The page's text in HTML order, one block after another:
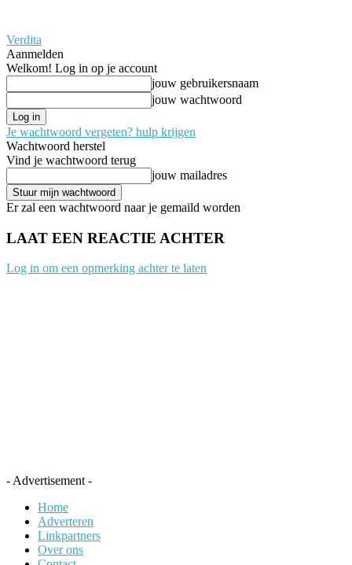
Verdita
Aanmelden
Welkom! Log in op je account
jouw gebruikersnaam
jouw wachtwoord
Je wachtwoord vergeten? hulp krijgen
Wachtwoord herstel
Vind je wachtwoord terug
jouw mailadres
Er zal een wachtwoord naar je gemaild worden
LAAT EEN REACTIE ACHTER
Log in om een opmerking achter te laten
- Advertisement -
Home
Adverteren
Linkpartners
Over ons